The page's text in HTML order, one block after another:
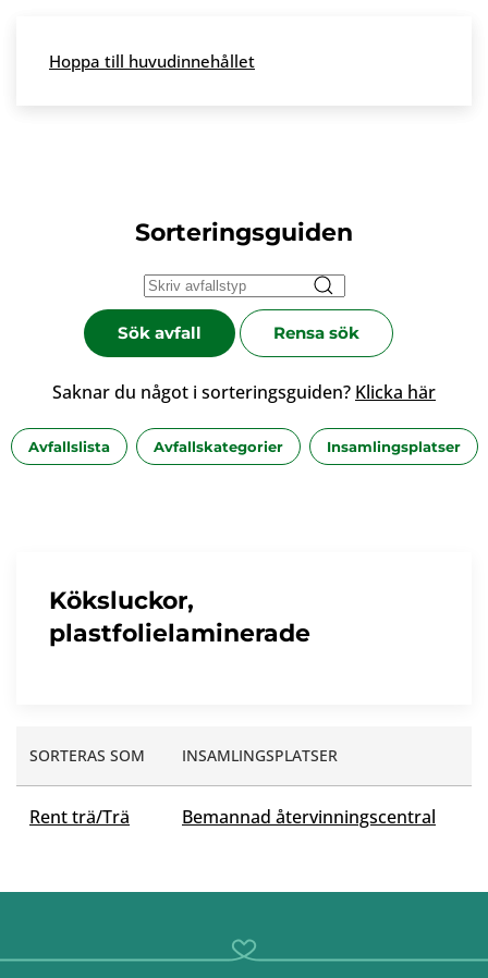
Skip to main content
Hoppa till huvudinnehållet
Sorteringsguiden
Sök avfall Rensa sök
Saknar du något i sorteringsguiden? Klicka här
Avfallslista Avfallskategorier Insamlingsplatser
Köksluckor,
plastfolielaminerade
SORTERAS SOM INSAMLINGSPLATSER
Rent trä/Trä Bemannad återvinningscentral